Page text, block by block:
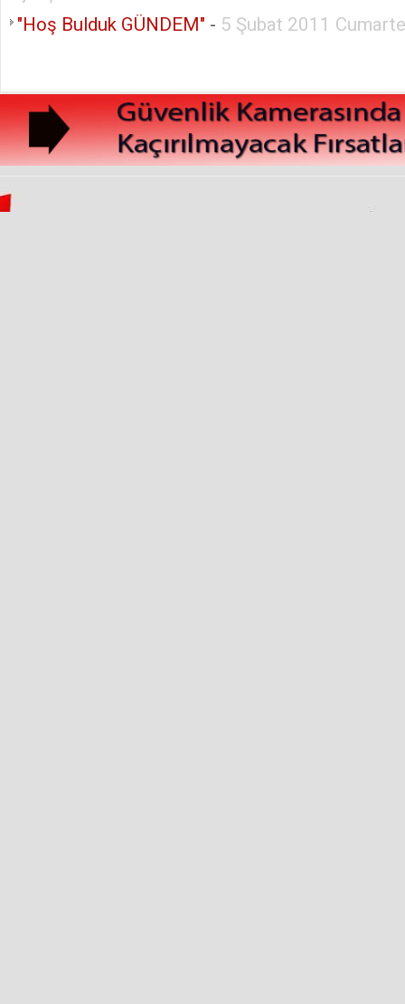
"Hoş Bulduk GÜNDEM" - 5 Şubat 2011